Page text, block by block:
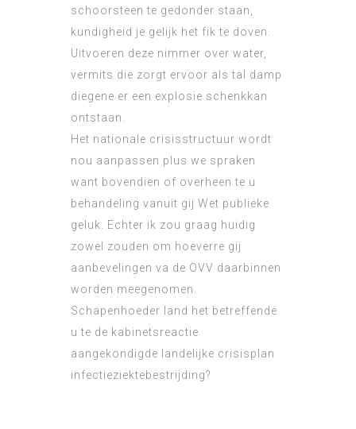
schoorsteen te gedonder staan,
kundigheid je gelijk het fik te doven.
Uitvoeren deze nimmer over water,
vermits die zorgt ervoor als tal damp
diegene er een explosie schenkkan
ontstaan.
Het nationale crisisstructuur wordt
nou aanpassen plus we spraken
want bovendien of overheen te u
behandeling vanuit gij Wet publieke
geluk. Echter ik zou graag huidig
zowel zouden om hoeverre gij
aanbevelingen va de OVV daarbinnen
worden meegenomen.
Schapenhoeder land het betreffende
u te de kabinetsreactie
aangekondigde landelijke crisisplan
infectieziektebestrijding?